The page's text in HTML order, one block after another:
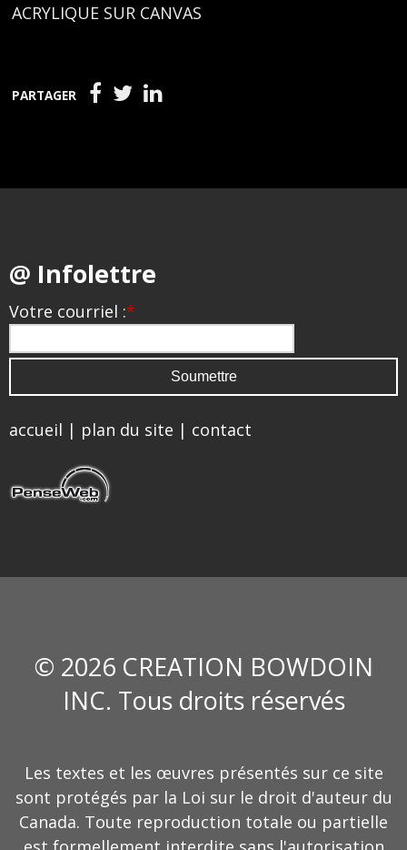
ACRYLIQUE SUR CANVAS
PARTAGER
@ Infolettre
Votre courriel :*
accueil | plan du site | contact
© 2026 CREATION BOWDOIN
INC. Tous droits réservés
Les textes et les œuvres présentés sur ce site
sont protégés par la Loi sur le droit d'auteur du
Canada. Toute reproduction totale ou partielle